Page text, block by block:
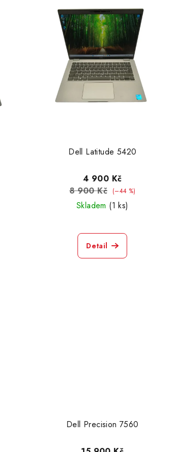
Dell Latitude 5420
4 900 Kč
8 900 Kč
(–44 %)
Skladem (1 ks)
Detail
Dell Precision 7560